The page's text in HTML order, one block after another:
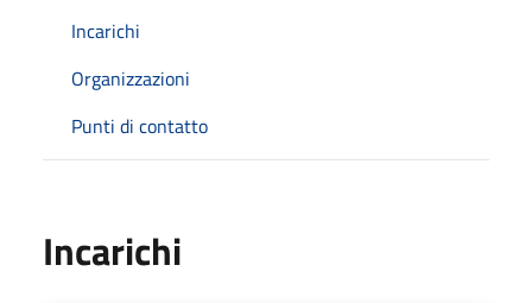
Incarichi
Organizzazioni
Punti di contatto
Incarichi